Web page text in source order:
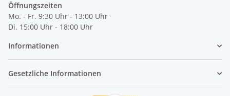
Öffnungszeiten
Mo. - Fr. 9:30 Uhr - 13:00 Uhr
Di. 15:00 Uhr - 18:00 Uhr
Informationen
Gesetzliche Informationen